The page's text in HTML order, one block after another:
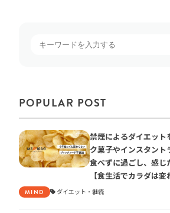
POPULAR POST
禁煙によるダイエット
ク菓子やインスタント
食べずに過ごし、感じ
【食生活でカラダは変
MIND ダイエット 継続